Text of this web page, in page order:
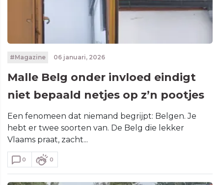
#Magazine 06 januari, 2026
Malle Belg onder invloed eindigt
niet bepaald netjes op z’n pootjes
Een fenomeen dat niemand begrijpt: Belgen. Je
hebt er twee soorten van. De Belg die lekker
Vlaams praat, zacht...
0 0